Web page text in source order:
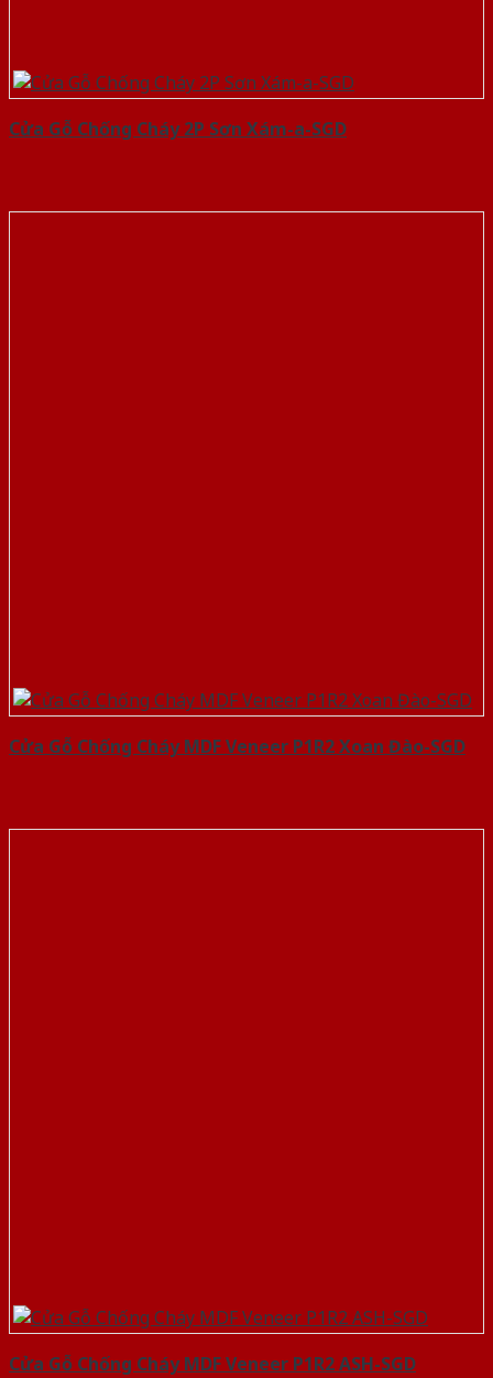
Cửa Gỗ Chống Cháy 2P Sơn Xám-a-SGD
Cửa Gỗ Chống Cháy MDF Veneer P1R2 Xoan Đào-SGD
Cửa Gỗ Chống Cháy MDF Veneer P1R2 ASH-SGD